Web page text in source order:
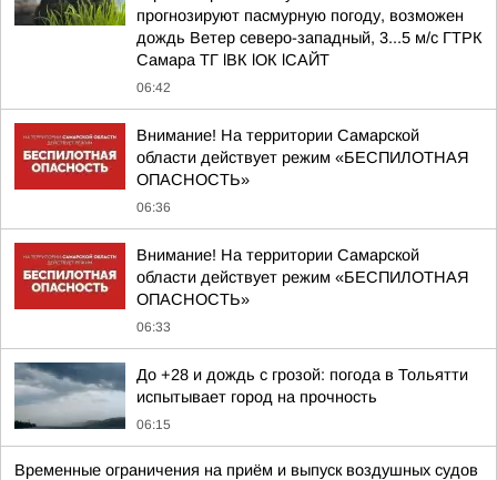
прогнозируют пасмурную погоду, возможен
дождь Ветер северо-западный, 3...5 м/с ГТРК
Самара ТГ lВК lОК lСАЙТ
06:42
Внимание! На территории Самарской
области действует режим «БЕСПИЛОТНАЯ
ОПАСНОСТЬ»
06:36
Внимание! На территории Самарской
области действует режим «БЕСПИЛОТНАЯ
ОПАСНОСТЬ»
06:33
До +28 и дождь с грозой: погода в Тольятти
испытывает город на прочность
06:15
Временные ограничения на приём и выпуск воздушных судов